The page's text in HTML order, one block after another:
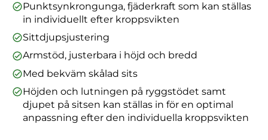
Punktsynkrongunga, fjäderkraft som kan ställas
in individuellt efter kroppsvikten
Sittdjupsjustering
Armstöd, justerbara i höjd och bredd
Med bekväm skålad sits
Höjden och lutningen på ryggstödet samt
djupet på sitsen kan ställas in för en optimal
anpassning efter den individuella kroppsvikten